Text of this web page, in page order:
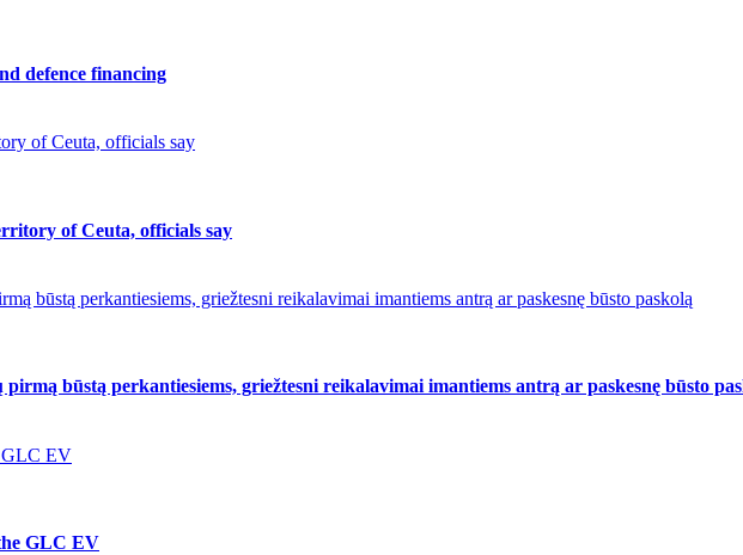
defence financing
of Ceuta, officials say
of Ceuta, officials say
būstą perkantiesiems, griežtesni reikalavimai imantiems antrą ar paskesnę būsto paskolą
būstą perkantiesiems, griežtesni reikalavimai imantiems antrą ar paskesnę būsto
GLC EV
GLC EV